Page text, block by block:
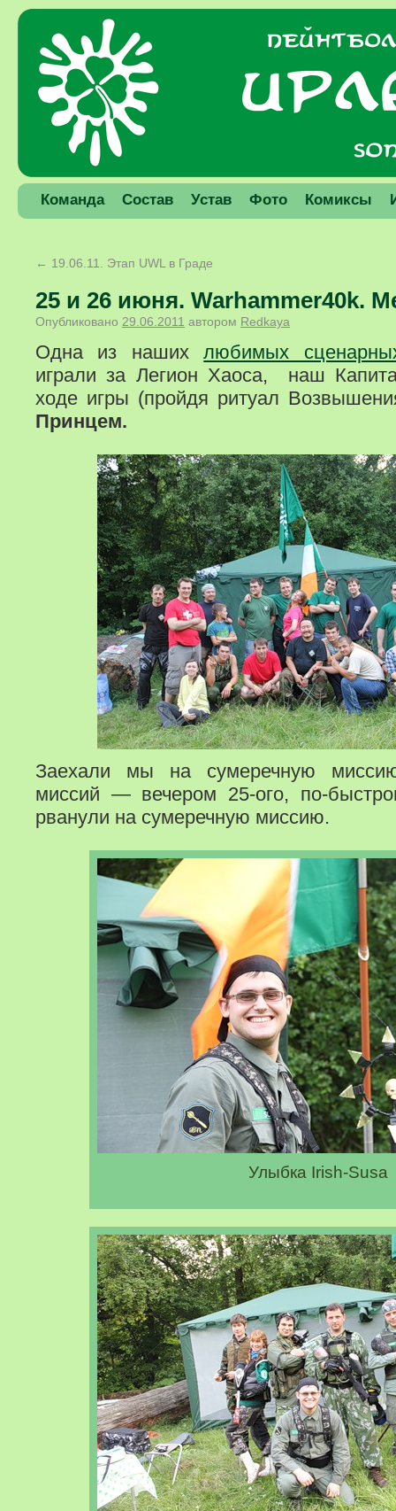
Команда Состав Устав Фото Комиксы
← 19.06.11. Этап UWL в Граде
25 и 26 июня. Warhammer40k.
Опубликовано 29.06.2011 автором Redkaya
Одна из нашихлюбимых
играли за Легион Хаоса, наш
ходе игры (пройдя ритуал
Принцем.
Заехали мы на сумеречную
мисcий — вечером 25-ого, по-
рванули на сумеречную миссию.
Улыбка Irish-Susa